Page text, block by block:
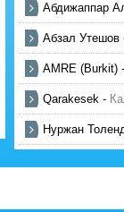
Абдижаппар
Абзал Утешов
AMRE (Burkit) -
Qarakesek -
Нуржан